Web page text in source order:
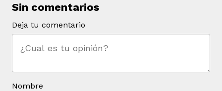
Sin comentarios
Deja tu comentario
Nombre